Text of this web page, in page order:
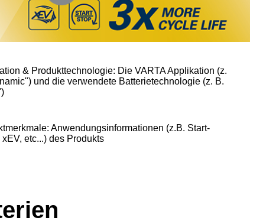
& Produkttechnologie: Die VARTA Applikation (z.
und die verwendete Batterietechnologie (z. B.
Anwendungsinformationen (z.B. Start-
xEV, etc...) des Produkts